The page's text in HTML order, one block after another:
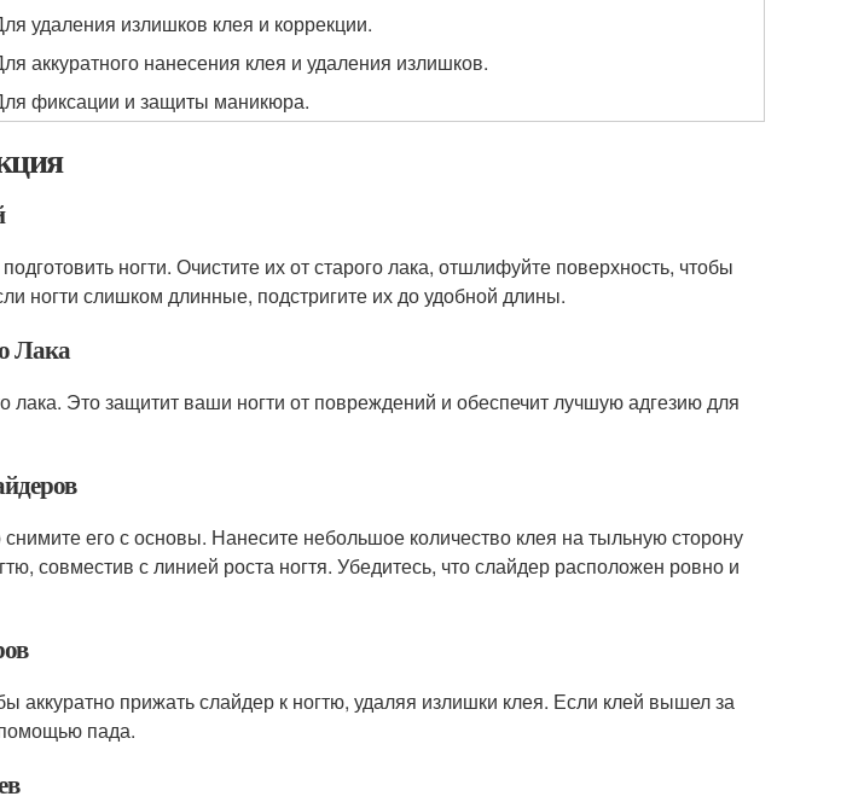
удаления излишков клея и коррекции.
аккуратного нанесения клея и удаления излишков.
фиксации и защиты маникюра.
ногти. Очистите их от старого лака, отшлифуйте поверхность, чтобы
ногти слишком длинные, подстригите их до удобной длины.
Лака
лака. Это защитит ваши ногти от повреждений и обеспечит лучшую адгезию для
его с основы. Нанесите небольшое количество клея на тыльную сторону
совместив с линией роста ногтя. Убедитесь, что слайдер расположен ровно и
аккуратно прижать слайдер к ногтю, удаляя излишки клея. Если клей вышел за
помощью пада.